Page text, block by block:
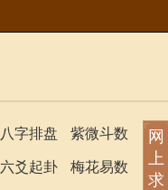
八字排盘
六爻起卦
紫微斗数
梅花易数
网
上
求